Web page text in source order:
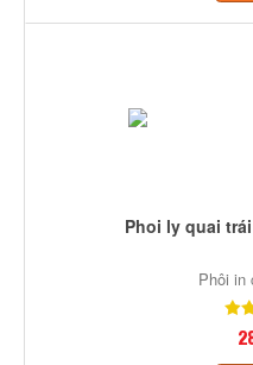
Phoi ly quai
Phôi in